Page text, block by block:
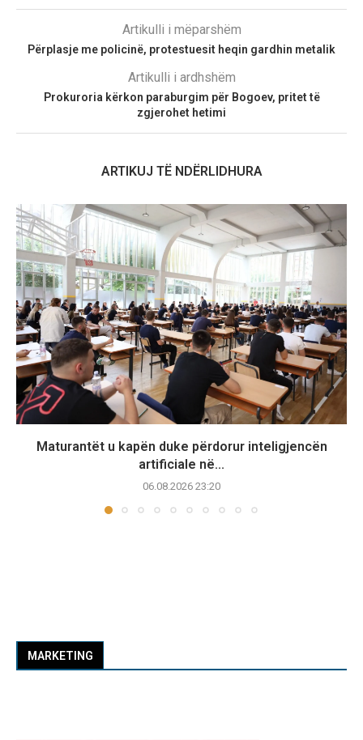
Artikulli i mëparshëm
Përplasje me policinë, protestuesit heqin gardhin metalik
Artikulli i ardhshëm
Prokuroria kërkon paraburgim për Bogoev, pritet të
zgjerohet hetimi
ARTIKUJ TË NDËRLIDHURA
Maturantët u kapën duke përdorur inteligjencën
artificiale në...
06.08.2026 23:20
MARKETING